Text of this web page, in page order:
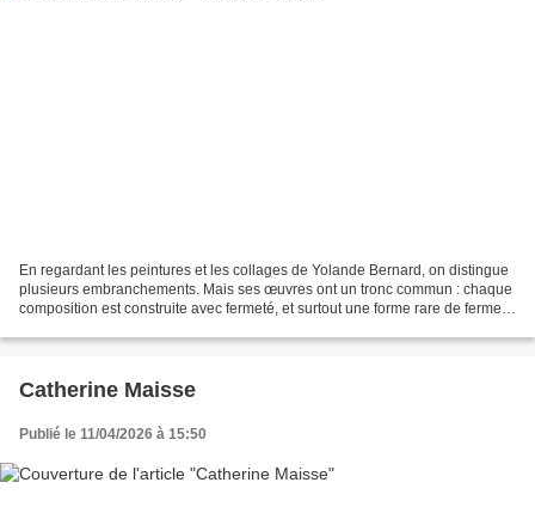
En regardant les peintures et les collages de Yolande Bernard, on distingue
plusieurs embranchements. Mais ses œuvres ont un tronc commun : chaque
composition est construite avec fermeté, et surtout une forme rare de fermeté
Catherine Maisse
Publié le 11/04/2026 à 15:50